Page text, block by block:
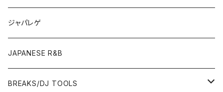
OTHERS
JAPANESE
OTHERS
ジャパレゲ
JAPANESE R&B
BREAKS/DJ TOOLS